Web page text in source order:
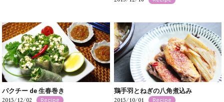
パクチー de 生春巻き
2015/12/02 Recipe
鶏手羽とねぎの八角煮込み
2015/10/01 Recipe